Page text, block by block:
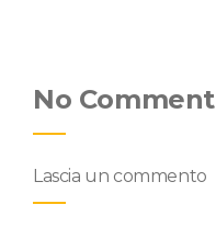
No Comment
Lascia un commento